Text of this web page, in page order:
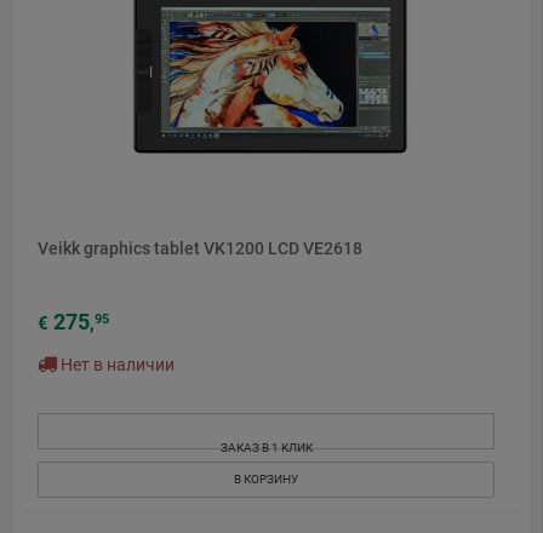
Veikk graphics tablet VK1200 LCD VE2618
€ 275,95
Нет в наличии
ЗАКАЗ В 1 КЛИК
В КОРЗИНУ